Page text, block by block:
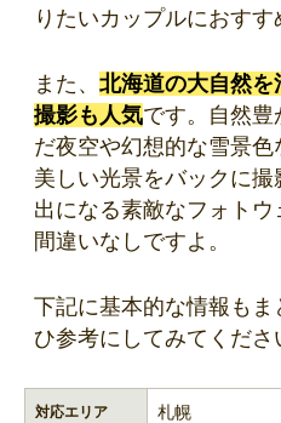
りたいカップルにおすす
また、 北海道の大自然
撮影も人気です。自然豊
だ夜空や幻想的な雪景
美しい光景をバックに
出になる素敵なフォトウ
間違いなしですよ。
下記に基本的な情報も
ひ参考にしてみてくださ
対応エリア 札幌